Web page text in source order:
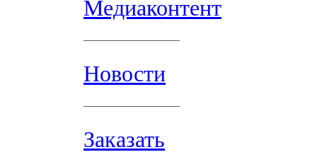
Медиаконтент
Новости
Заказать